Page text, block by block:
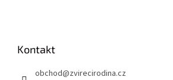
Kontakt
obchod@zvirecirodina.cz